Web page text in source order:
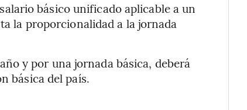
básico unificado aplicable a un
la proporcionalidad a la jornada
y por una jornada básica, deberá
básica del país.